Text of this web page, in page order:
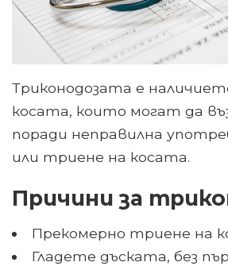
Триконодозата е
косата, които могат да
поради неправилна
или триене на косата.
Причини за
Прекомерно триене на
Гладете дъската, без